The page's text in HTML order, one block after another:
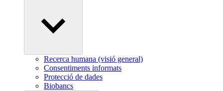
Recerca humana (visió general)
Consentiments informats
Protecció de dades
Biobancs